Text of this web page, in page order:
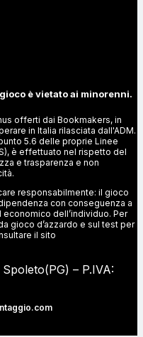
è vietato ai minorenni.
offerti dai Bookmakers, in
in Italia rilasciata dall'ADM.
5.6 delle proprie Linee
è effettuato nel rispetto del
e trasparenza e non
responsabilmente: il gioco
con conseguenza a
dell’individuo. Per
gioco d’azzardo e sul test per
il sito
– P.IVA: